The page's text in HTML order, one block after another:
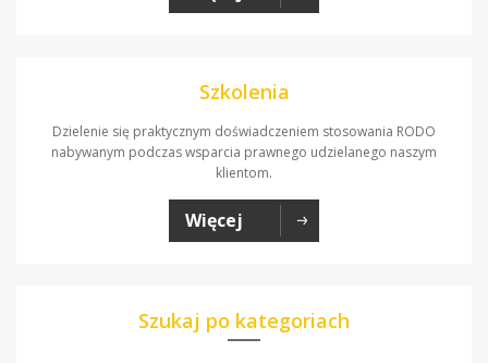
Szkolenia
Dzielenie się praktycznym doświadczeniem stosowania RODO
nabywanym podczas wsparcia prawnego udzielanego naszym
klientom.
Więcej
Szukaj po kategoriach